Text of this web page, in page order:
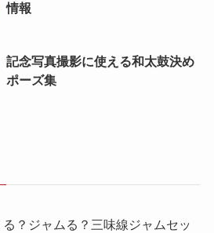
情報
記念写真撮影に使える和太鼓決め
ポーズ集
？ジャムる？三味線ジャムセッ